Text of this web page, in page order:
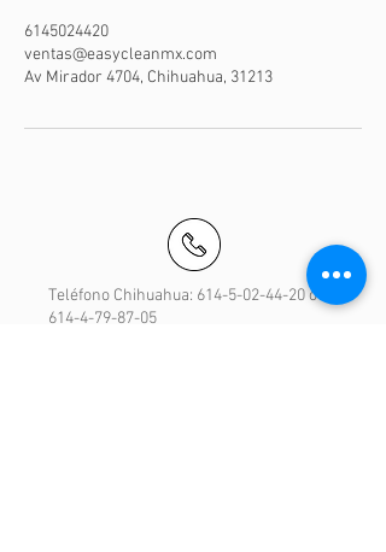
6145024420
ventas@easycleanmx.com
Av Mirador 4704, Chihuahua, 31213
Teléfono Chihuahua: 614-5-02-44-20o
614-4-79-87-05